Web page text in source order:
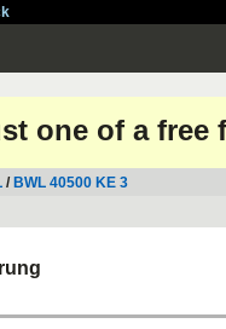
one of a free
/ BWL 40500 KE 3